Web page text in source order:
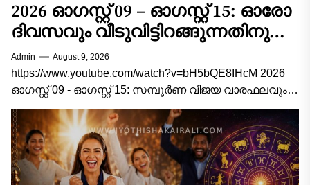
2026 ഓഗസ്റ്റ് 09 – ഓഗസ്റ്റ് 15: ഓരോ
ദിവസവും വീടുവിട്ടിറങ്ങുന്നതിനു
മുൻപ് ഇത് ചെയ്താൽ
കാര്യവിജയം ഉറപ്പ്! 12
രാശിക്കാരുടെയും സമ്പൂർണ്ണ
വിജയവാരഫലം!
Admin August 9, 2026
https://www.youtube.com/watch?v=bH5bQE8IHcM 2026
ഓഗസ്റ്റ് 09 - ഓഗസ്റ്റ് 15: സമ്പൂർണ വിജയ വാരഫലവും
15 വരെയുള്ള വാരം...